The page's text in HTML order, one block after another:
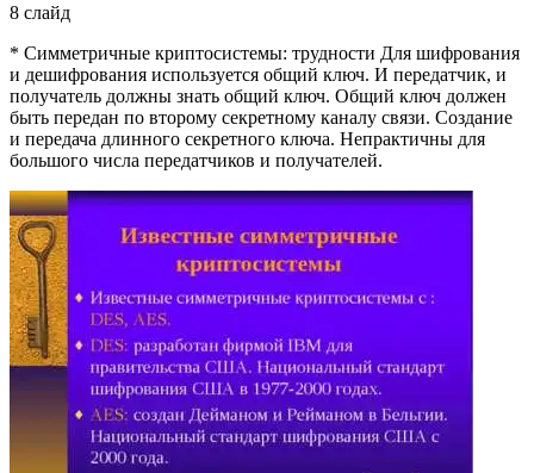
8 слайд
* Симметричные криптосистемы: трудности Для шифрования
и дешифрования используется общий ключ. И передатчик, и
получатель должны знать общий ключ. Общий ключ должен
быть передан по второму секретному каналу связи. Создание
и передача длинного секретного ключа. Непрактичны для
большого числа передатчиков и получателей.